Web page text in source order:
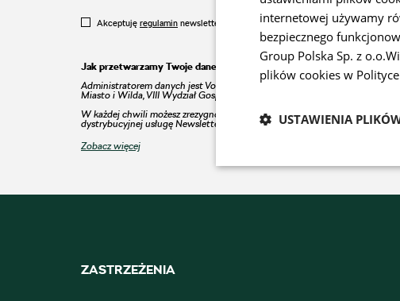
Akceptuję regulamin newslettera
Jak przetwarzamy Twoje dane?
Administratorem danych jest Volkswagen Group Polska sp. z o.o. z
Miasto i Wilda, VIII Wydział Gospodarczy pod numerem KRS 0000327143,
W każdej chwili możesz zrezygnować z otrzymywania Newslettera i
dystrybucyjnej usługę Newsletter. .
Zobacz więcej
ZASTRZEŻENIA
internetowej używamy
bezpiecznego
Group Polska Sp. z
plików cookies w
USTAWIENIA